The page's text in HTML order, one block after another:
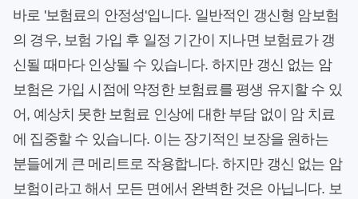
바로 '보험료의 안정성'입니다. 일반적인 갱신형 암보험
의 경우, 보험 가입 후 일정 기간이 지나면 보험료가 갱
신될 때마다 인상될 수 있습니다. 하지만 갱신 없는 암
보험은 가입 시점에 약정한 보험료를 평생 유지할 수 있
어, 예상치 못한 보험료 인상에 대한 부담 없이 암 치료
에 집중할 수 있습니다. 이는 장기적인 보장을 원하는
분들에게 큰 메리트로 작용합니다. 하지만 갱신 없는 암
보험이라고 해서 모든 면에서 완벽한 것은 아닙니다. 보